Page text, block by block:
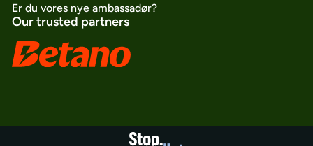
Er du vores nye ambassadør?
Our trusted partners